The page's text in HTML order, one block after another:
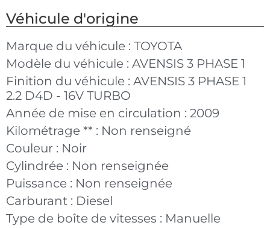
Véhicule d'origine
Marque du véhicule : TOYOTA
Modèle du véhicule : AVENSIS 3 PHASE 1
Finition du véhicule : AVENSIS 3 PHASE 1
2.2 D4D - 16V TURBO
Année de mise en circulation : 2009
Kilométrage ** : Non renseigné
Couleur : Noir
Cylindrée : Non renseignée
Puissance : Non renseignée
Carburant : Diesel
Type de boîte de vitesses : Manuelle